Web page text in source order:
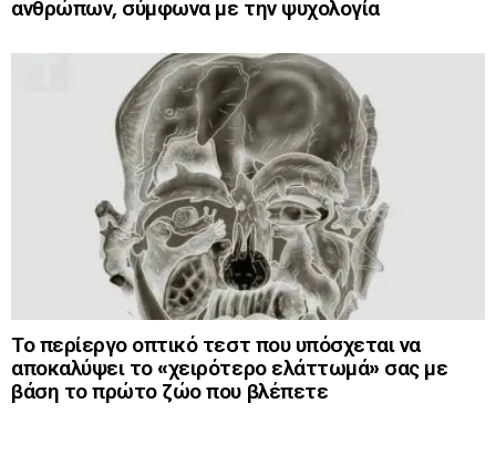
ανθρώπων, σύμφωνα με την ψυχολογία
Το περίεργο οπτικό τεστ που υπόσχεται να
αποκαλύψει το «χειρότερο ελάττωμά» σας με
βάση το πρώτο ζώο που βλέπετε